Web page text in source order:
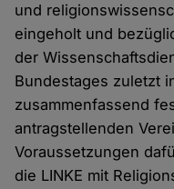
und
eingeholt und
der
Bundestages zuletzt
zusammenfassend
antragstellenden
Voraussetzungen
die LINKE mit